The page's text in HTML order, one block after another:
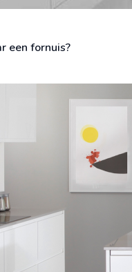
een fornuis?